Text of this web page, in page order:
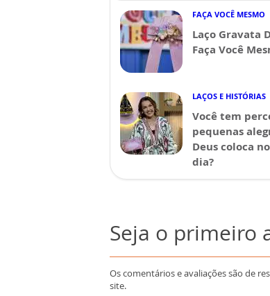
FAÇA VOCÊ MESMO
Laço Gravata
Faça Você
LAÇOS E HISTÓRIAS
Você tem
pequenas
Deus coloca
dia?
Seja o primeiro
Os comentários e avaliações são de
site.